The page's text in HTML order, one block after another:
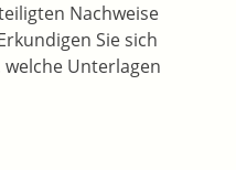
Nachweise
Sie sich
Unterlagen